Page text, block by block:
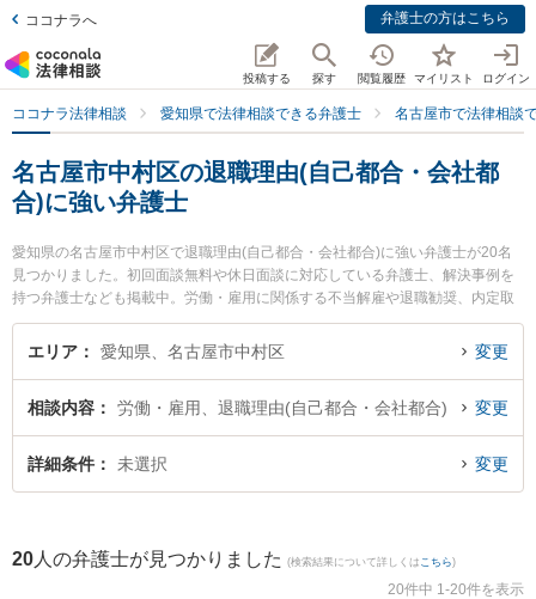
ココナラへ 弁護士の方はこちら
投稿する 探す 閲覧履歴 マイリスト ログイン
ココナラ法律相談 愛知県で法律相談できる弁護士 名古屋市で法律相談
名古屋市中村区の退職理由(自己都合・会社都
合)に強い弁護士
愛知県の名古屋市中村区で退職理由(自己都合・会社都合)に強い弁護士が20名
見つかりました。初回面談無料や休日面談に対応している弁護士、解決事例を
持つ弁護士なども掲載中。労働・雇用に関係する不当解雇や退職勧奨、内定取
消等の細かな分野での絞り込み検索もでき便利です。特に小川総合法律特許事
務所の塚本 智也弁護士やベリーベスト法律事務所 名古屋オフィスの勝又 賢吾
日や夜間に発生した退職理由(自己都合・会社都合)のトラブルを今すぐに弁護士
に相談したい』『退職理由(自己都合・会社都合)のトラブル解決の実績豊富な近
くの弁護士を検索したい』『初回相談無料で退職理由(自己都合・会社都合)を法
エリア 愛知県、名古屋市中村区 変更
相談内容 労働・雇用、退職理由(自己都合・会社都合) 変更
詳細条件 未選択 変更
20 人の弁護士が見つかりました (検索結果について詳しくは こちら)
20件中 1-20件を表示